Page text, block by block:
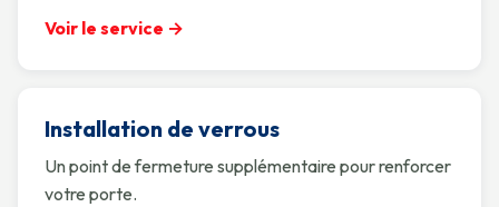
Voir le service →
Installation de verrous
Un point de fermeture supplémentaire pour renforcer
votre porte.